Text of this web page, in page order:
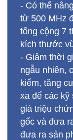
- Có thể
từ 500 MHz
tổng cộng 7
kích thước
- Giảm thời
ngẫu nhiên,
kiểm, tăng
xa để các kỹ
giá triệu
gốc và đưa
đưa ra sản